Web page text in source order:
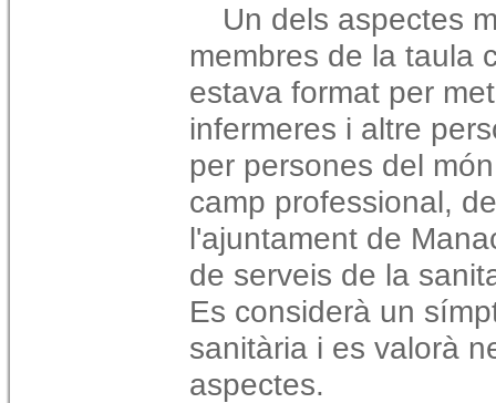
Un dels aspectes
membres de la taula
estava format per
infermeres i altre
per persones del
camp professional,
l'ajuntament de
de serveis de la
Es considerà un
sanitària i es valorà
aspectes.